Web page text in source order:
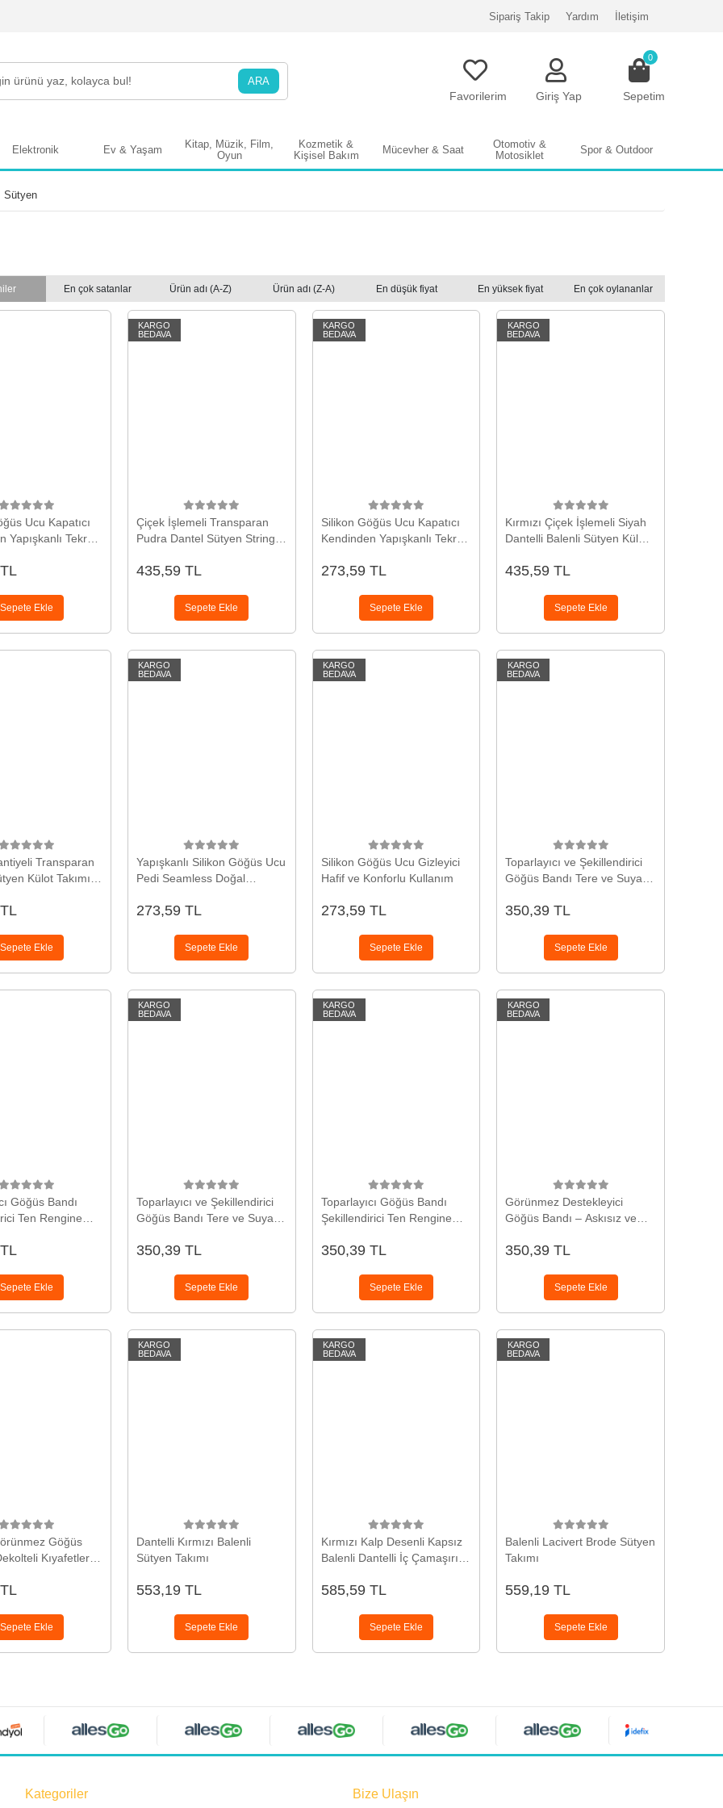
Sipariş Takip Yardım İletişim
ARA
Favorilerim Giriş Yap
0
Sepetim
Elektronik Ev & Yaşam
Kitap, Müzik, Film,
Oyun
Kozmetik &
Kişisel Bakım
Mücevher & Saat
Otomotiv &
Motosiklet
Spor & Outdoor
Sütyen
En çok satanlar Ürün adı (A-Z) Ürün adı (Z-A) En düşük fiyat En yüksek fiyat En çok oylananlar
Ucu Kapatıcı
Yapışkanlı Tekrar
Sepete Ekle
KARGO
BEDAVA
Çiçek İşlemeli Transparan
Pudra Dantel Sütyen String
435,59 TL
Sepete Ekle
KARGO
BEDAVA
Silikon Göğüs Ucu Kapatıcı
Kendinden Yapışkanlı Tekrar
273,59 TL
Sepete Ekle
KARGO
BEDAVA
Kırmızı Çiçek İşlemeli Siyah
Dantelli Balenli Sütyen Külot
435,59 TL
Sepete Ekle
Transparan
Külot Takımı
Sepete Ekle
KARGO
BEDAVA
Yapışkanlı Silikon Göğüs Ucu
Pedi Seamless Doğal
273,59 TL
Sepete Ekle
KARGO
BEDAVA
Silikon Göğüs Ucu Gizleyici
Hafif ve Konforlu Kullanım
273,59 TL
Sepete Ekle
KARGO
BEDAVA
Toparlayıcı ve Şekillendirici
Göğüs Bandı Tere ve Suya
Uygun
350,39 TL
Sepete Ekle
Göğüs Bandı
Ten Rengine
Sepete Ekle
KARGO
BEDAVA
Toparlayıcı ve Şekillendirici
Göğüs Bandı Tere ve Suya
Uygun
350,39 TL
Sepete Ekle
KARGO
BEDAVA
Toparlayıcı Göğüs Bandı
Şekillendirici Ten Rengine
Uygun
350,39 TL
Sepete Ekle
KARGO
BEDAVA
Görünmez Destekleyici
Göğüs Bandı – Askısız ve
350,39 TL
Sepete Ekle
Göğüs
Kıyafetler
Sepete Ekle
KARGO
BEDAVA
Dantelli Kırmızı Balenli
Sütyen Takımı
553,19 TL
Sepete Ekle
KARGO
BEDAVA
Kırmızı Kalp Desenli Kapsız
Balenli Dantelli İç Çamaşırı
585,59 TL
Sepete Ekle
KARGO
BEDAVA
Balenli Lacivert Brode Sütyen
Takımı
559,19 TL
Sepete Ekle
Kategoriler Bize Ulaşın